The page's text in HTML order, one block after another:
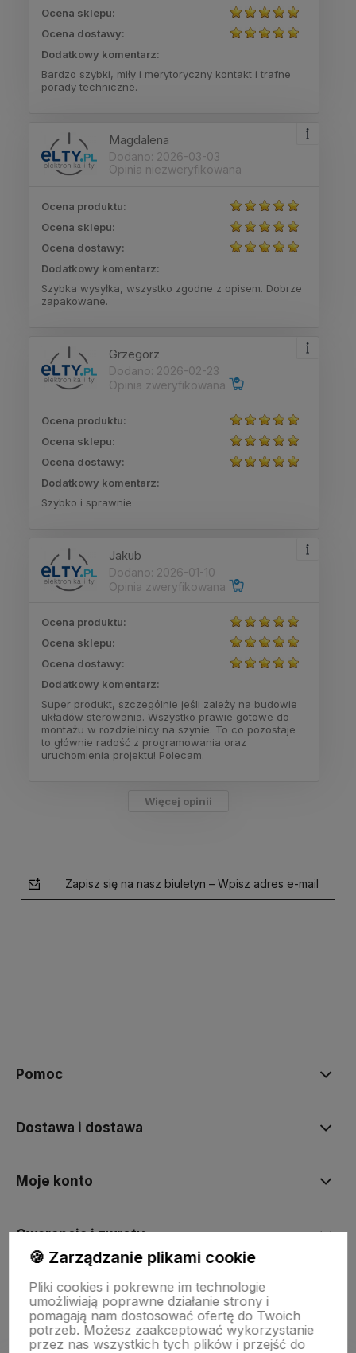
Ocena sklepu:
Ocena dostawy:
Dodatkowy komentarz:
Bardzo szybki, miły i merytoryczny kontakt i trafne
porady techniczne.
Magdalena
Dodano: 2026-03-03
Opinia niezweryfikowana
Ocena produktu:
Ocena sklepu:
Ocena dostawy:
Dodatkowy komentarz:
Szybka wysyłka, wszystko zgodne z opisem. Dobrze
zapakowane.
Grzegorz
Dodano: 2026-02-23
Opinia zweryfikowana
Ocena produktu:
Ocena sklepu:
Ocena dostawy:
Dodatkowy komentarz:
Szybko i sprawnie
Jakub
Dodano: 2026-01-10
Opinia zweryfikowana
Ocena produktu:
Ocena sklepu:
Ocena dostawy:
Dodatkowy komentarz:
Super produkt, szczególnie jeśli zależy na budowie
układów sterowania. Wszystko prawie gotowe do
montażu w rozdzielnicy na szynie. To co pozostaje
to głównie radość z programowania oraz
uruchomienia projektu! Polecam.
Więcej opinii
Zapisz się na nasz biuletyn – Wpisz adres e-mail
Pomoc
Dostawa i dostawa
Moje konto
Gwarancja i zwroty
O firmie
🍪 Zarządzanie plikami cookie
Pliki cookies i pokrewne im technologie
umożliwiają poprawne działanie strony i
pomagają nam dostosować ofertę do Twoich
potrzeb. Możesz zaakceptować wykorzystanie
przez nas wszystkich tych plików i przejść do